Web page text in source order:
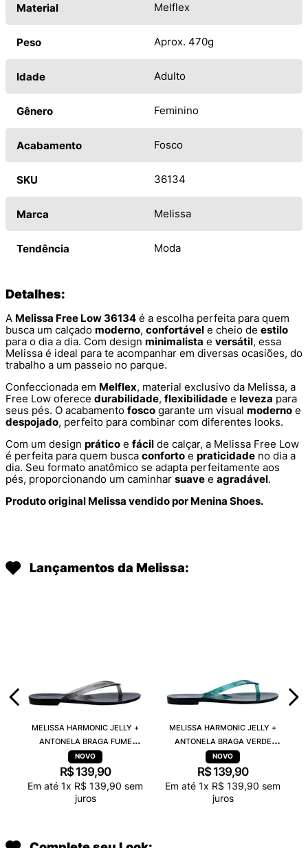
Material Melflex
Peso Aprox. 470g
Idade Adulto
Gênero Feminino
Acabamento Fosco
SKU 36134
Marca Melissa
Tendência Moda
Detalhes:
A Melissa Free Low 36134 é a escolha perfeita para quem
busca um calçado moderno, confortável e cheio de estilo
para o dia a dia. Com design minimalista e versátil, essa
Melissa é ideal para te acompanhar em diversas ocasiões, do
trabalho a um passeio no parque.
Confeccionada em Melflex, material exclusivo da Melissa, a
Free Low oferece durabilidade, flexibilidade e leveza para
seus pés. O acabamento fosco garante um visual moderno e
despojado, perfeito para combinar com diferentes looks.
Com um design prático e fácil de calçar, a Melissa Free Low
é perfeita para quem busca conforto e praticidade no dia a
dia. Seu formato anatômico se adapta perfeitamente aos
pés, proporcionando um caminhar suave e agradável.
Produto original Melissa vendido por Menina Shoes.
Lançamentos da Melissa:
MELISSA HARMONIC JELLY +
ANTONELA BRAGA FUME
TRANSPARENTE 38263
R$ 139,90
Em até 1x R$ 139,90 sem
juros
MELISSA HARMONIC JELLY +
ANTONELA BRAGA VERDE
TRANSPARENTE 38263
R$ 139,90
Em até 1x R$ 139,90 sem
juros